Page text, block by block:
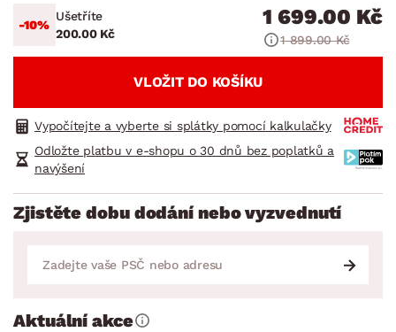
-10%
Ušetříte
200.00 Kč
1 699.00 Kč
1 899.00 Kč
VLOŽIT DO KOŠÍKU
Vypočítejte a vyberte si splátky pomocí kalkulačky
Odložte platbu v e-shopu o 30 dnů bez poplatků a
navýšení
Zjistěte dobu dodání nebo vyzvednutí
Aktuální akce